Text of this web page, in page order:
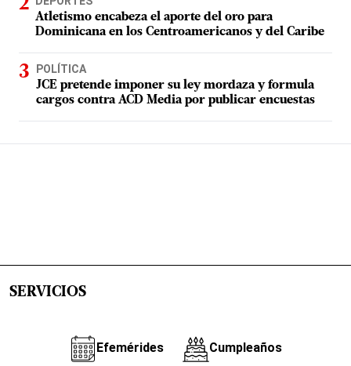
Atletismo encabeza el aporte del oro para
Dominicana en los Centroamericanos y del Caribe
POLÍTICA
JCE pretende imponer su ley mordaza y formula
cargos contra ACD Media por publicar encuestas
SERVICIOS
Efemérides Cumpleaños